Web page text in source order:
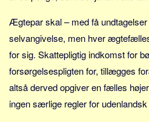
Statistik
Praktisk
Alle
Meta
Ægtepar skal – med få
selvangivelse, men hver
for sig. Skattepligtig indkomst for
forsørgelsespligten for, tillægges
altså derved opgiver en fælles
ingen særlige regler for